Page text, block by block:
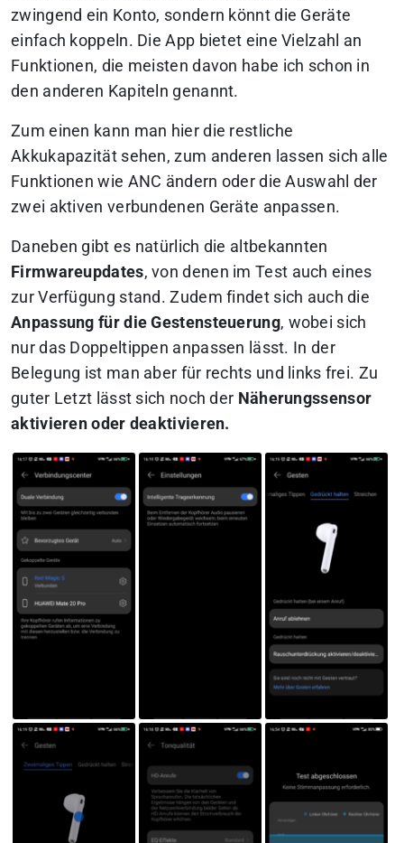
zwingend ein Konto, sondern könnt die Geräte
einfach koppeln. Die App bietet eine Vielzahl an
Funktionen, die meisten davon habe ich schon in
den anderen Kapiteln genannt.
Zum einen kann man hier die restliche
Akkukapazität sehen, zum anderen lassen sich alle
Funktionen wie ANC ändern oder die Auswahl der
zwei aktiven verbundenen Geräte anpassen.
Daneben gibt es natürlich die altbekannten
Firmwareupdates, von denen im Test auch eines
zur Verfügung stand. Zudem findet sich auch die
Anpassung für die Gestensteuerung, wobei sich
nur das Doppeltippen anpassen lässt. In der
Belegung ist man aber für rechts und links frei. Zu
guter Letzt lässt sich noch der Näherungssensor
aktivieren oder deaktivieren.